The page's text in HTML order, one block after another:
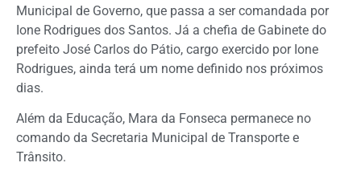
Municipal de Governo, que passa a ser comandada por
Ione Rodrigues dos Santos. Já a chefia de Gabinete do
prefeito José Carlos do Pátio, cargo exercido por Ione
Rodrigues, ainda terá um nome definido nos próximos
dias.
Além da Educação, Mara da Fonseca permanece no
comando da Secretaria Municipal de Transporte e
Trânsito.